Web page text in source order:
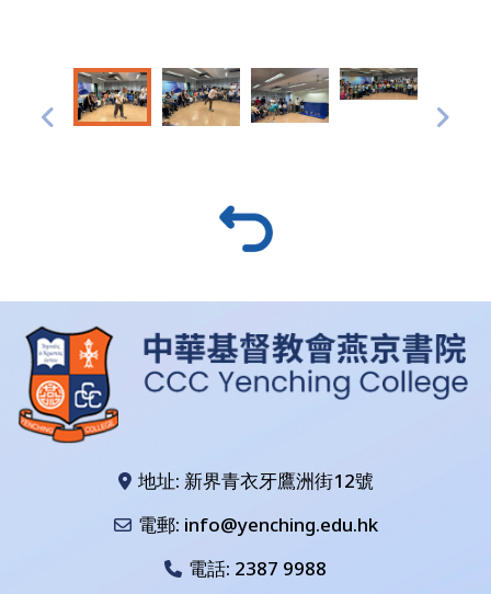
地址: 新界青衣牙鷹洲街12號
電郵: info@yenching.edu.hk
電話: 2387 9988